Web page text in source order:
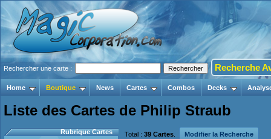
Rechercher une carte : Recherche
Home Boutique News Cartes Combos Decks
Liste des Cartes de Philip Straub
Rubrique Cartes
Total : 39 Cartes Modifier la Recherche